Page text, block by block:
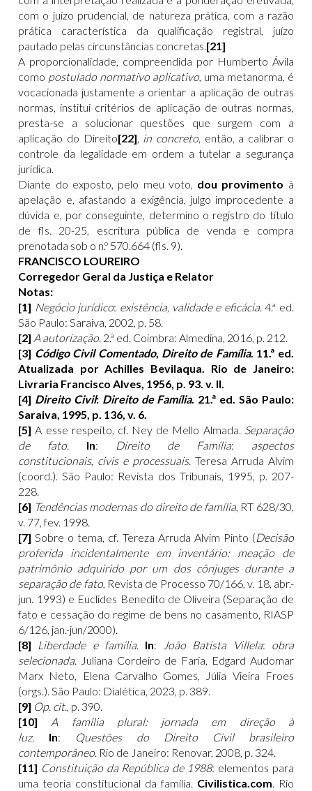
com o juízo prudencial, de natureza prática, com a razão
prática característica da qualificação registral, juízo
pautado pelas circunstâncias concretas.[21]
A proporcionalidade, compreendida por Humberto Ávila
como postulado normativo aplicativo, uma metanorma, é
vocacionada justamente a orientar a aplicação de outras
normas, institui critérios de aplicação de outras normas,
presta-se a solucionar questões que surgem com a
aplicação do Direito[22], in concreto, então, a calibrar o
controle da legalidade em ordem a tutelar a segurança
jurídica.
Diante do exposto, pelo meu voto, dou provimento à
apelação e, afastando a exigência, julgo improcedente a
dúvida e, por conseguinte, determino o registro do título
de fls. 20-25, escritura pública de venda e compra
prenotada sob o n.º 570.664 (fls. 9).
FRANCISCO LOUREIRO
Corregedor Geral da Justiça e Relator
Notas:
[1] Negócio jurídico: existência, validade e eficácia. 4.ª ed.
São Paulo: Saraiva, 2002, p. 58.
[2] A autorização. 2.ª ed. Coimbra: Almedina, 2016, p. 212.
[3] Código Civil Comentado, Direito de Família. 11.ª ed.
Atualizada por Achilles Bevilaqua. Rio de Janeiro:
Livraria Francisco Alves, 1956, p. 93. v. II.
[4] Direito Civil: Direito de Família. 21.ª ed. São Paulo:
Saraiva, 1995, p. 136, v. 6.
[5]A esse respeito, cf. Ney de Mello Almada. Separação
de fato. In: Direito de Família: aspectos
constitucionais, civis e processuais. Teresa Arruda Alvim
(coord.). São Paulo: Revista dos Tribunais, 1995, p. 207-
228.
[6] Tendências modernas do direito de família, RT 628/30,
v. 77, fev. 1998.
[7]Sobre o tema, cf. Tereza Arruda Alvim Pinto (Decisão
proferida incidentalmente em inventário: meação de
patrimônio adquirido por um dos cônjuges durante a
separação de fato, Revista de Processo 70/166, v. 18, abr.-
jun. 1993) e Euclides Benedito de Oliveira (Separação de
fato e cessação do regime de bens no casamento, RIASP
6/126, jan.-jun/2000).
[8] Liberdade e família. In: João Batista Villela: obra
selecionada. Juliana Cordeiro de Faria, Edgard Audomar
Marx Neto, Elena Carvalho Gomes, Júlia Vieira Froes
(orgs.). São Paulo: Dialética, 2023, p. 389.
[9] Op. cit., p. 390.
[10] A família plural: jornada em direção à
luz. In:
Questões do Direito Civil brasileiro
contemporâneo. Rio de Janeiro: Renovar, 2008, p. 324.
[11] Constituição da República de 1988: elementos para
uma teoria constitucional da família. Civilistica.com. Rio